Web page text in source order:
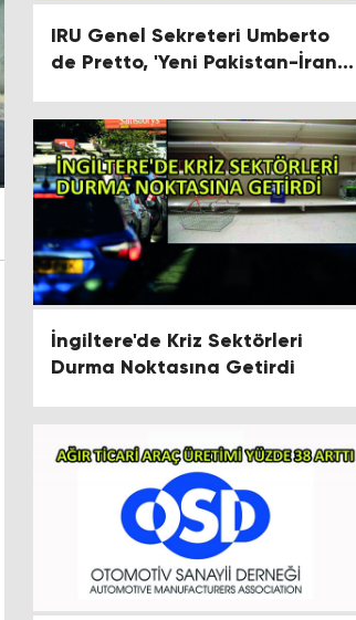
IRU Genel Sekreteri Umberto
de Pretto, 'Yeni Pakistan-İran-
Süre Yüzde 80 Azaldı'
İngiltere'de Kriz Sektörleri
Durma Noktasına Getirdi